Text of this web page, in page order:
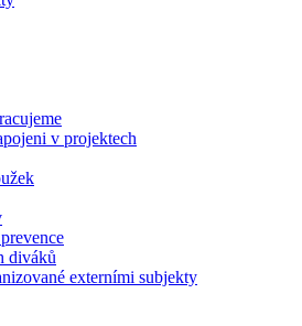
v projektech
diváků
externími subjekty